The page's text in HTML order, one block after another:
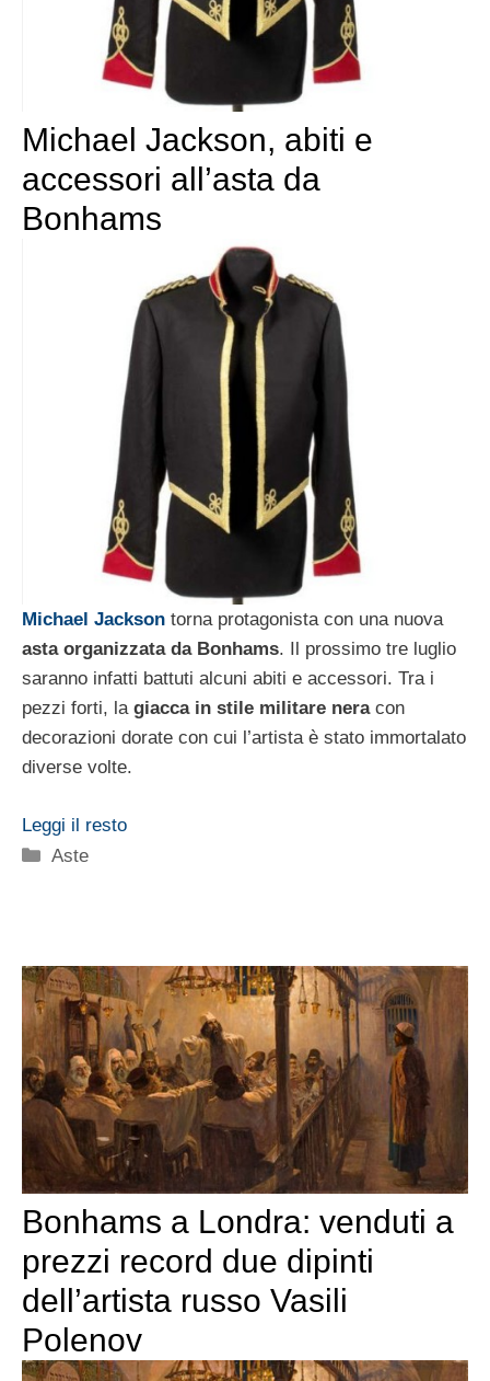
Michael Jackson, abiti e
accessori all’asta da
Bonhams
Michael Jackson torna protagonista con una nuova
asta organizzata da Bonhams. Il prossimo tre luglio
saranno infatti battuti alcuni abiti e accessori. Tra i
pezzi forti, la giacca in stile militare neracon
decorazioni dorate con cui l’artista è stato immortalato
diverse volte.
Leggi il resto
Categorie
Aste
Bonhams a Londra: venduti a
prezzi record due dipinti
dell’artista russo Vasili
Polenov